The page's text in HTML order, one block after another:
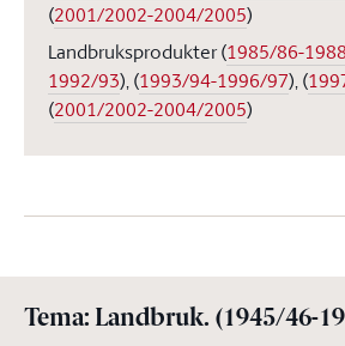
(2001/2002-2004/2005)
Landbruksprodukter(1985/86-
1992/93),(1993/94-1996/97),(
(2001/2002-2004/2005)
Tema: Landbruk. (1945/46-